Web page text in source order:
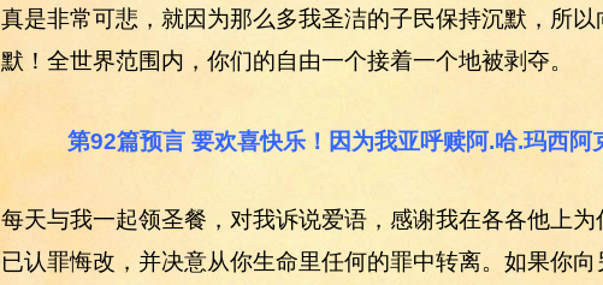
真是非常可悲，就因为那么多我圣洁的子民保持沉默，所
默！全世界范围内，你们的自由一个接着一个地被剥夺。
第92篇预言 要欢喜快乐！因为我亚呼赎阿.哈.玛西阿
每天与我一起领圣餐，对我诉说爱语，感谢我在各各他上
已认罪悔改，并决意从你生命里任何的罪中转离。如果你